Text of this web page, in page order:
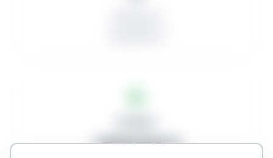
1.820.033 €